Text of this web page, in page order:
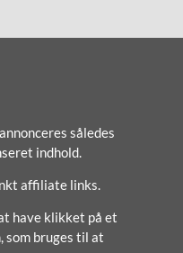
således
indhold.
affiliate links.
have klikket på et
som bruges til at